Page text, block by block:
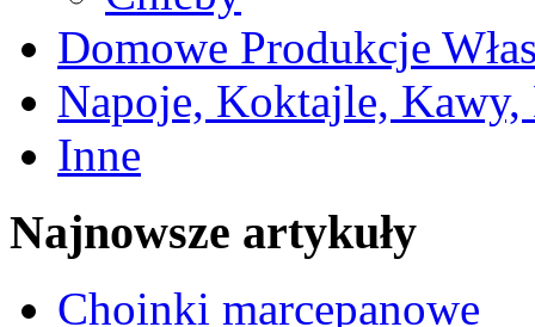
Domowe Produkcje
Napoje, Koktajle, Kawy,
Inne
Najnowsze artykuły
Choinki marcepanowe